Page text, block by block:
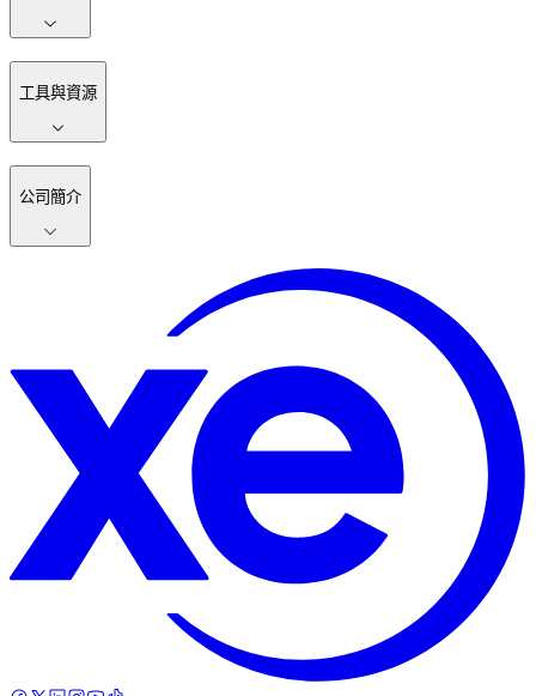
工具與資源
公司簡介